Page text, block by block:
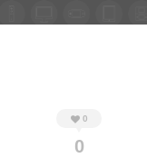
0
0